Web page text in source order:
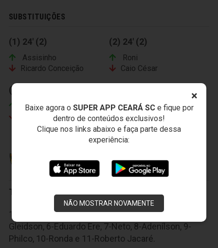
×
Baixe agora o SUPER APP CEARÁ SCe fique por
dentro de conteúdos exclusivos!
Clique nos links abaixo e faça parte dessa
experiência:
NÃO MOSTRAR NOVAMENTE
SUBSTITUIÇÕES
(1) 24' (2)
Assisinho
Ricardo Conceição
(2) 24' (2)
Roni
Caio César
(3) 35' (2)
Richardson
Alex Amado
GUARANI ESPORTE CLUBE
Titulares:
1-Diego, 2-Everton, 3-Afonso, 4-Henrique, 5-
Gleidson, 6-Eduardo Ere, 7-Neto, 8-Adenílson, 9-
Philco, 10-Ronda e 11-Roberto Jacaré.